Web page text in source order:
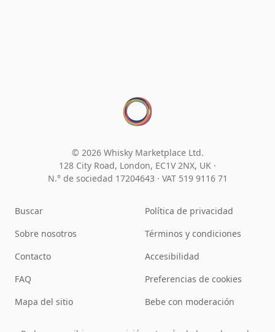
© 2026 Whisky Marketplace Ltd.
128 City Road, London, EC1V 2NX, UK ·
N.° de sociedad 17204643 · VAT 519 9116 71
Buscar
Sobre nosotros
Contacto
FAQ
Mapa del sitio
Política de privacidad
Términos y condiciones
Accesibilidad
Preferencias de cookies
Bebe con moderación